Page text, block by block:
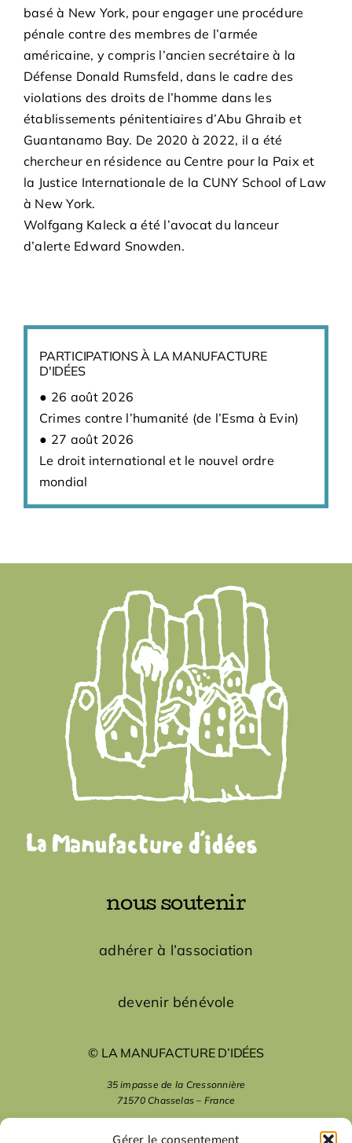
Gérer le consentement
basé à New York, pour engager une procédure
pénale contre des membres de l’armée
américaine, y compris l’ancien secrétaire à la
Défense Donald Rumsfeld, dans le cadre des
violations des droits de l’homme dans les
établissements pénitentiaires d’Abu Ghraib et
Guantanamo Bay. De 2020 à 2022, il a été
chercheur en résidence au Centre pour la Paix et
la Justice Internationale de la CUNY School of Law
à New York.
Wolfgang Kaleck a été l’avocat du lanceur
d’alerte Edward Snowden.
PARTICIPATIONS À LA MANUFACTURE
D'IDÉES
26 août 2026
Crimes contre l’humanité (de l’Esma à Evin)
27 août 2026
Le droit international et le nouvel ordre
mondial
nous soutenir
adhérer à l’association
devenir bénévole
© LA MANUFACTURE D’IDÉES
35 impasse de la Cressonnière
71570 Chasselas – France
mentions légales